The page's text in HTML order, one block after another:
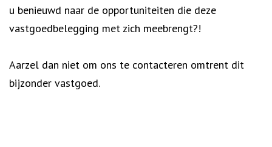
u benieuwd naar de opportuniteiten die deze
vastgoedbelegging met zich meebrengt?!
Aarzel dan niet om ons te contacteren omtrent dit
bijzonder vastgoed.